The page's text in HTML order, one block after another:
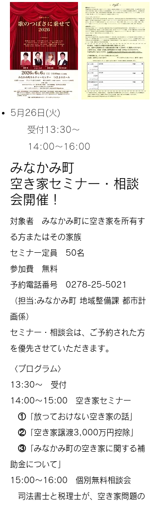
5月26 日(火)
受付13:30～
14:00～16:00
みなかみ町
空き家セミナー・相談
会開催！
対象者 みなかみ町に空き家を所有す
る方またはその家族
セミナー定員 50名
参加費 無料
予約電話番号 0278-25-5021
（担当:みなかみ町 地域整備課 都市計
画係）
​セミナー・相談会は、ご予約された方
を優先させていただきます。
〈プログラム〉
13:30～ 受付
14:00～15:00 空き家セミナー
①「放っておけない空き家の話」
②「空き家譲渡3,000万円控除」
③「みなかみ町の空き家に関する補
助金について」
15:00～16:00 個別無料相談会
司法書士と税理士が、空き家問題の